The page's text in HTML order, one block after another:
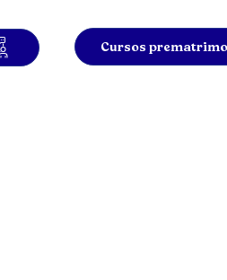
Cursos